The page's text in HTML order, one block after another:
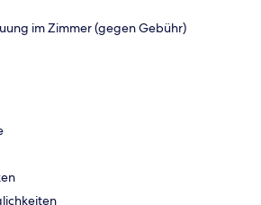
im Zimmer (gegen Gebühr)